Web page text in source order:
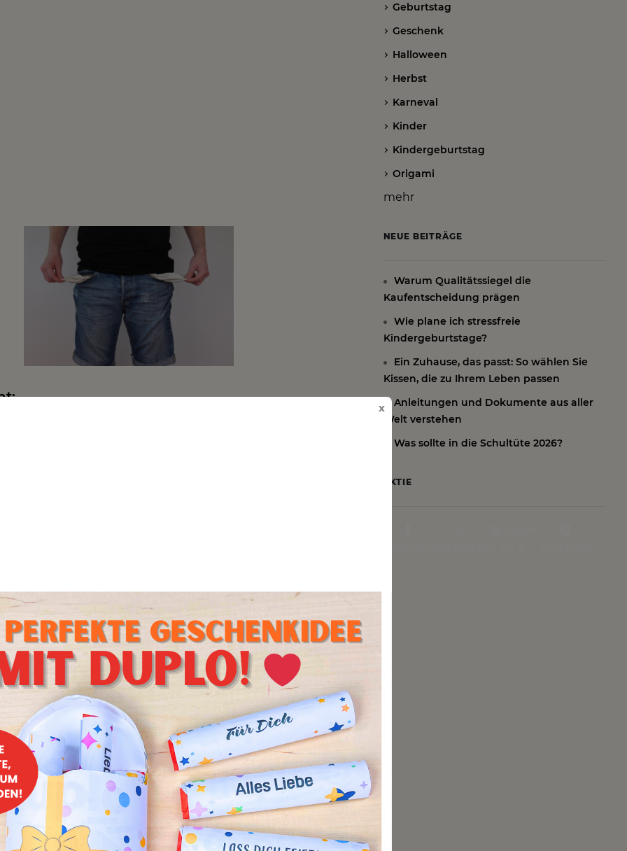
x
die ganze Hose. Dann schneidest du den kaputten Teil der
ab. Großzügig deshalb, weil der Stoff um das Loch herum meist
ist und schnell wieder zu einem Loch werden kann.
deinem Stoffrest dieses abgeschnittene Hosentaschen-Teil neu
Nahtzugaben. Optimal ist es, wenn du das Teil im Stoffbruch
Geburtstag
Geschenk
Halloween
Herbst
Karneval
Kinder
Kindergeburtstag
Origami
mehr
NEUE BEITRÄGE
Warum Qualitätssiegel die
Kaufentscheidung prägen
Wie plane ich stressfreie
Kindergeburtstage?
Ein Zuhause, das passt: So wählen Sie
Kissen, die zu Ihrem Leben passen
Anleitungen und Dokumente aus aller
Welt verstehen
Was sollte in die Schultüte 2026?
AKTIE